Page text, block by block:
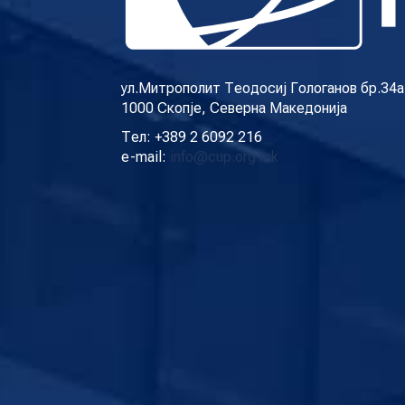
ул.Митрополит Теодосиј Гологанов
1000 Скопје, Северна Македонија
Тел: +389 2 6092 216
e-mail: info@cup.org.mk